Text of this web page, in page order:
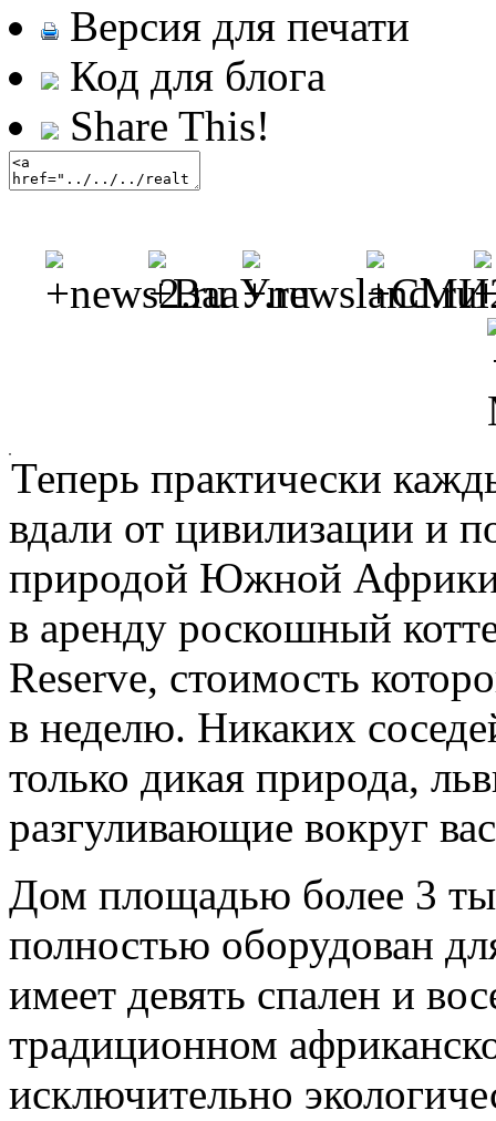
Версия для печати
Код для блога
Share This!
Теперь практически
вдали от цивилизации и
природой Южной Африки.
в аренду роскошный
Reserve, стоимость
в неделю. Никаких
только дикая природа,
разгуливающие вокруг
Дом площадью более 3
полностью оборудован
имеет девять спален и
традиционном
исключительно